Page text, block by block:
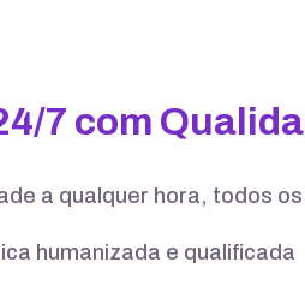
7 com
a qualquer hora, todos
humanizada e qualificada